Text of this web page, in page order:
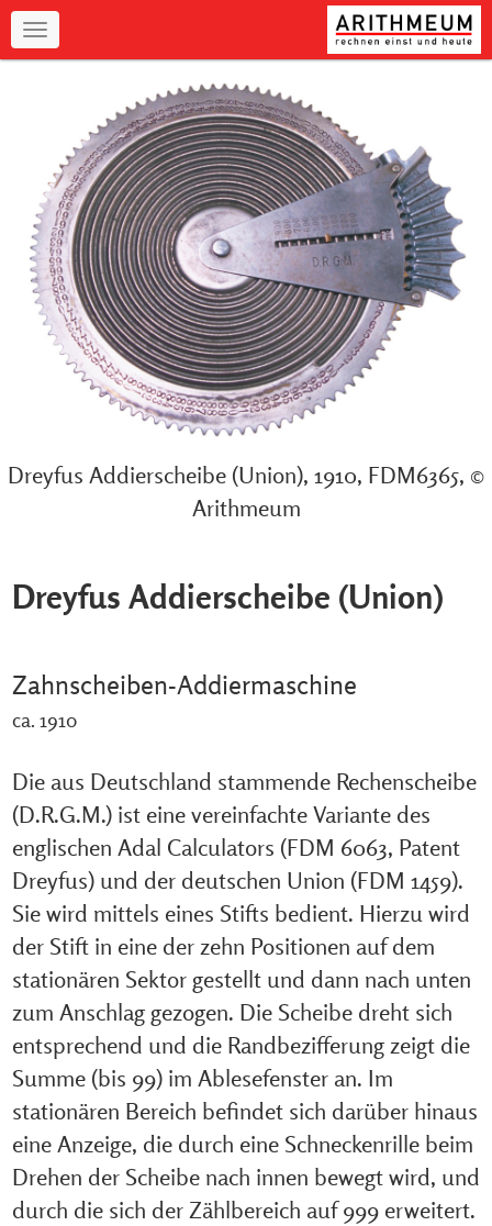
Navigation
Dreyfus Addierscheibe (Union), 1910, FDM6365, ©
Arithmeum
Dreyfus Addierscheibe (Union)
Zahnscheiben-Addiermaschine
ca. 1910
Die aus Deutschland stammende Rechenscheibe
(D.R.G.M.) ist eine vereinfachte Variante des
englischen Adal Calculators (FDM 6063, Patent
Dreyfus) und der deutschen Union (FDM 1459).
Sie wird mittels eines Stifts bedient. Hierzu wird
der Stift in eine der zehn Positionen auf dem
stationären Sektor gestellt und dann nach unten
zum Anschlag gezogen. Die Scheibe dreht sich
entsprechend und die Randbezifferung zeigt die
Summe (bis 99) im Ablesefenster an. Im
stationären Bereich befindet sich darüber hinaus
eine Anzeige, die durch eine Schneckenrille beim
Drehen der Scheibe nach innen bewegt wird, und
durch die sich der Zählbereich auf 999 erweitert.